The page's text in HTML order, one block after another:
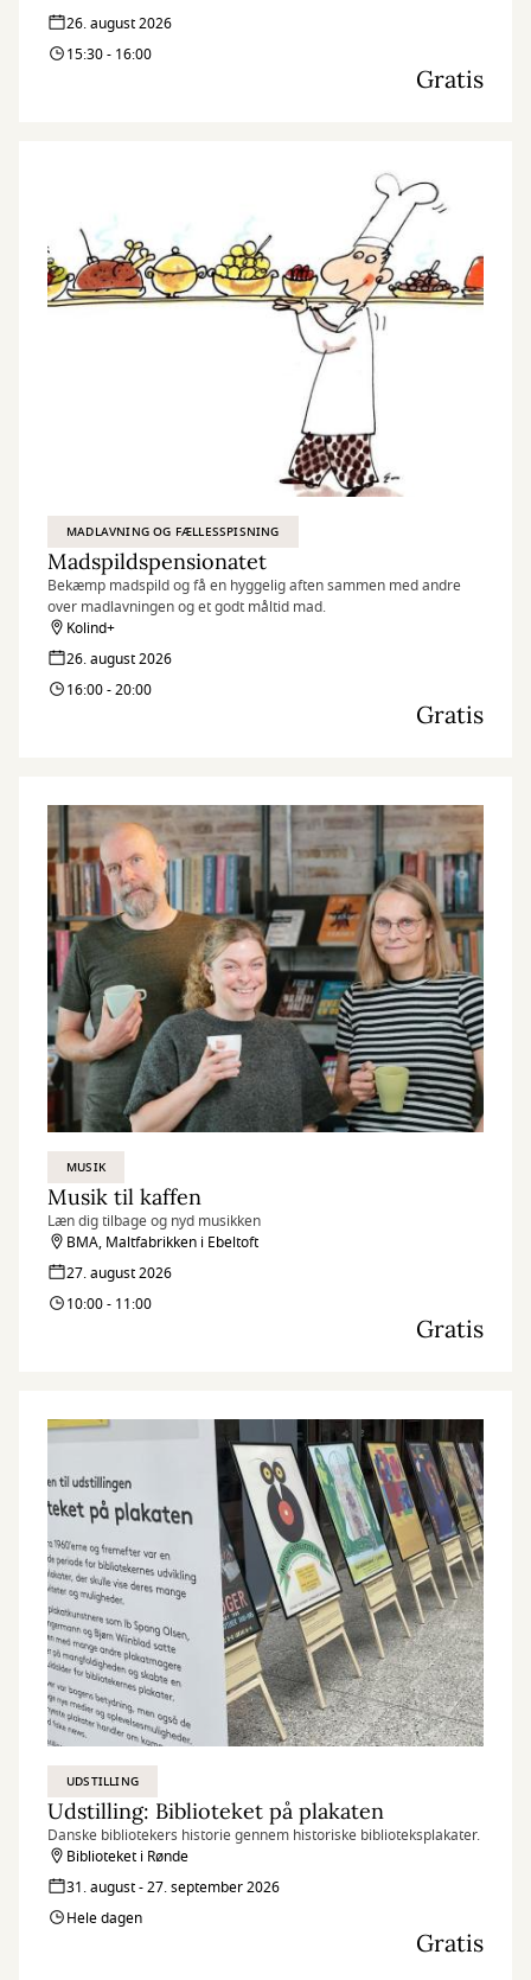
26. august 2026
15:30 - 16:00
Gratis
MADLAVNING OG FÆLLESSPISNING
Madspildspensionatet
Bekæmp madspild og få en hyggelig aften sammen med andre
over madlavningen og et godt måltid mad.
Kolind+
26. august 2026
16:00 - 20:00
Gratis
MUSIK
Musik til kaffen
Læn dig tilbage og nyd musikken
BMA, Maltfabrikken i Ebeltoft
27. august 2026
10:00 - 11:00
Gratis
UDSTILLING
Udstilling: Biblioteket på plakaten
Danske bibliotekers historie gennem historiske biblioteksplakater.
Biblioteket i Rønde
31. august - 27. september 2026
Hele dagen
Gratis